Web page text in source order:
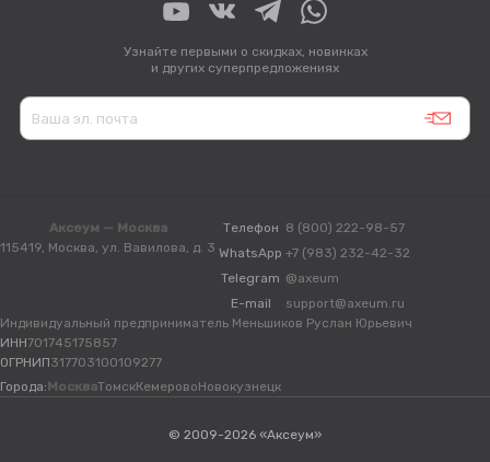
Узнайте первыми о скидках, новинках
и других суперпредложениях
Аксеум — Москва
115419, Москва, ул. Вавилова, д. 3
Телефон 8 (800) 222-98-57
WhatsApp +7 (983) 232-42-32
Telegram @axeum
E-mail
support@axeum.ru
Индивидуальный предприниматель Меньшиков Руслан Юрьевич
ИНН701745175857
ОГРНИП317703100109277
Города: МоскваТомскКемеровоНовокузнецк
© 2009-2026 «Аксеум»